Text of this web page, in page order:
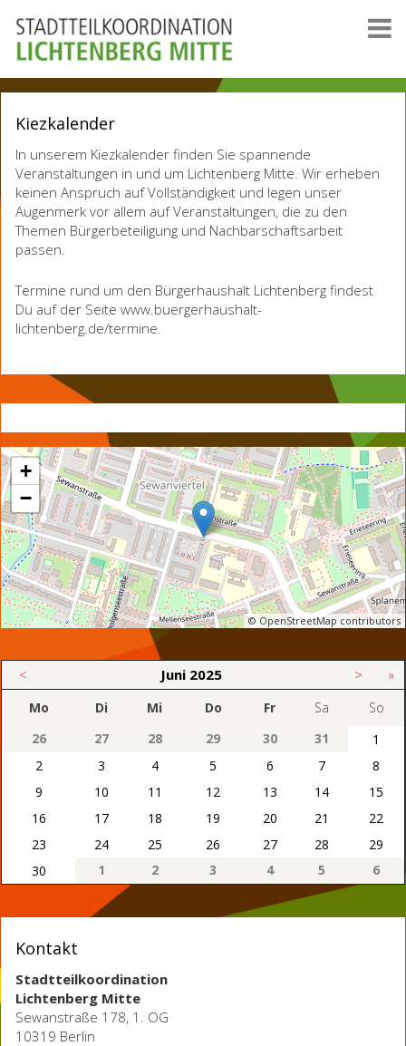
Kiezkalender
In unserem Kiezkalender finden Sie spannende
Veranstaltungen in und um Lichtenberg Mitte. Wir erheben
keinen Anspruch auf Vollständigkeit und legen unser
Augenmerk vor allem auf Veranstaltungen, die zu den
Themen Bürgerbeteiligung und Nachbarschaftsarbeit
passen.
Termine rund um den Bürgerhaushalt Lichtenberg findest
Du auf der Seite www.buergerhaushalt-
lichtenberg.de/termine.
+
−
© OpenStreetMap contributors
< Juni 2025 > »
Mo Di Mi Do Fr Sa
So
26
27 28 29 30 31
1
2
3 4 5 6 7
8
9
10 11 12 13 14
15
16
17 18 19 20 21
22
23
24 25 26 27 28
29
30
1 2 3 4 5 6
Kontakt
Stadtteilkoordination
Lichtenberg Mitte
Sewanstraße 178, 1. OG
10319 Berlin